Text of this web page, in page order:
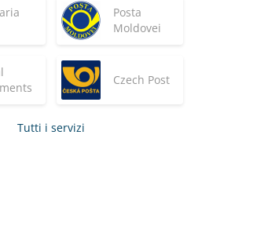
Posta
Moldovei
Czech Post
Tutti i servizi